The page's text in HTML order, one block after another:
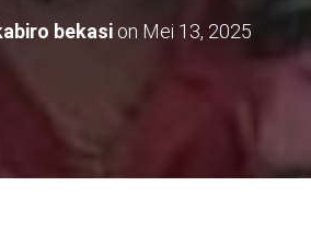
bekasi on Mei 13, 2025